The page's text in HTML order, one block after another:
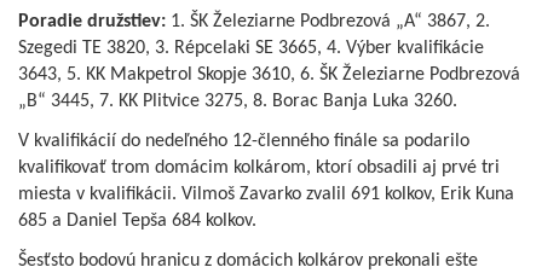
Poradie družstiev: 1. ŠK Železiarne Podbrezová „A“ 3867, 2.
Szegedi TE 3820, 3. Répcelaki SE 3665, 4. Výber kvalifikácie
3643, 5. KK Makpetrol Skopje 3610, 6. ŠK Železiarne Podbrezová
„B“ 3445, 7. KK Plitvice 3275, 8. Borac Banja Luka 3260.
V kvalifikácií do nedeľného 12-členného finále sa podarilo
kvalifikovať trom domácim kolkárom, ktorí obsadili aj prvé tri
miesta v kvalifikácii. Vilmoš Zavarko zvalil 691 kolkov, Erik Kuna
685 a Daniel Tepša 684 kolkov.
Šesťsto bodovú hranicu z domácich kolkárov prekonali ešte